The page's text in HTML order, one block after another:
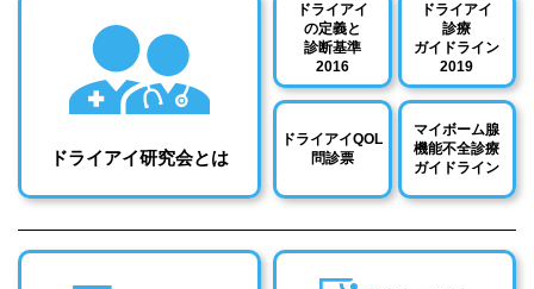
ドライアイ研究会とは
ドライアイ
の定義と
診断基準
2016
ドライアイ
診療
ガイドライン
2019
ドライアイQOL
問診票
マイボーム腺
機能不全診療
ガイドライン